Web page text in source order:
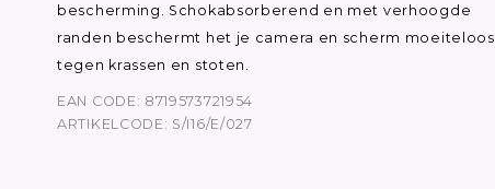
bescherming. Schokabsorberend en met verhoogde
randen beschermt het je camera en scherm moeiteloos
tegen krassen en stoten.
EAN CODE: 8719573721954
ARTIKELCODE: S/I16/E/027